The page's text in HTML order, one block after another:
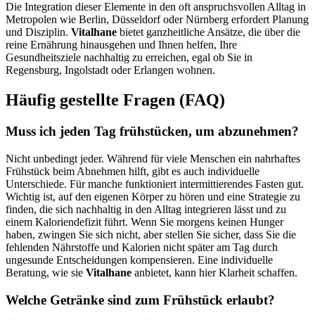
Die Integration dieser Elemente in den oft anspruchsvollen Alltag in
Metropolen wie Berlin, Düsseldorf oder Nürnberg erfordert Planung
und Disziplin. Vitalhane bietet ganzheitliche Ansätze, die über die
reine Ernährung hinausgehen und Ihnen helfen, Ihre
Gesundheitsziele nachhaltig zu erreichen, egal ob Sie in
Regensburg, Ingolstadt oder Erlangen wohnen.
Häufig gestellte Fragen (FAQ)
Muss ich jeden Tag frühstücken, um abzunehmen?
Nicht unbedingt jeder. Während für viele Menschen ein nahrhaftes
Frühstück beim Abnehmen hilft, gibt es auch individuelle
Unterschiede. Für manche funktioniert intermittierendes Fasten gut.
Wichtig ist, auf den eigenen Körper zu hören und eine Strategie zu
finden, die sich nachhaltig in den Alltag integrieren lässt und zu
einem Kaloriendefizit führt. Wenn Sie morgens keinen Hunger
haben, zwingen Sie sich nicht, aber stellen Sie sicher, dass Sie die
fehlenden Nährstoffe und Kalorien nicht später am Tag durch
ungesunde Entscheidungen kompensieren. Eine individuelle
Beratung, wie sie Vitalhane anbietet, kann hier Klarheit schaffen.
Welche Getränke sind zum Frühstück erlaubt?